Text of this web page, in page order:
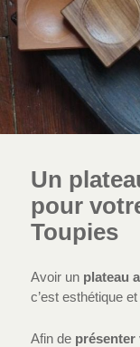
Un
pour
Toupies
Avoir un plateau
c’est esthétique
Afin de présenter